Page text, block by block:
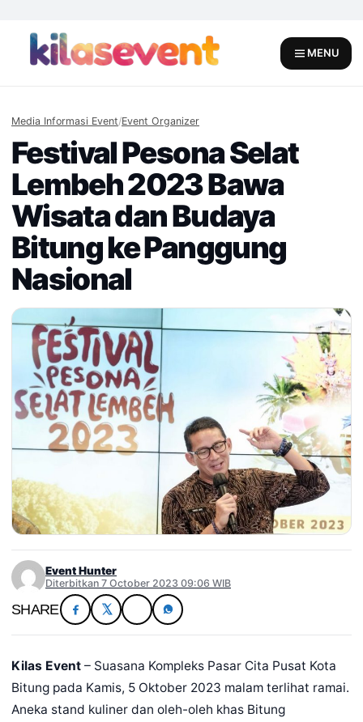
content
MENU
Media Informasi Event/Event Organizer
Festival Pesona Selat
Lembeh 2023 Bawa
Wisata dan Budaya
Bitung ke Panggung
Nasional
Event Hunter
Diterbitkan 7 October 2023 09:06 WIB
SHARE
Kilas Event – Suasana Kompleks Pasar Cita Pusat Kota
Bitung pada Kamis, 5 Oktober 2023 malam terlihat ramai.
Aneka stand kuliner dan oleh-oleh khas Bitung